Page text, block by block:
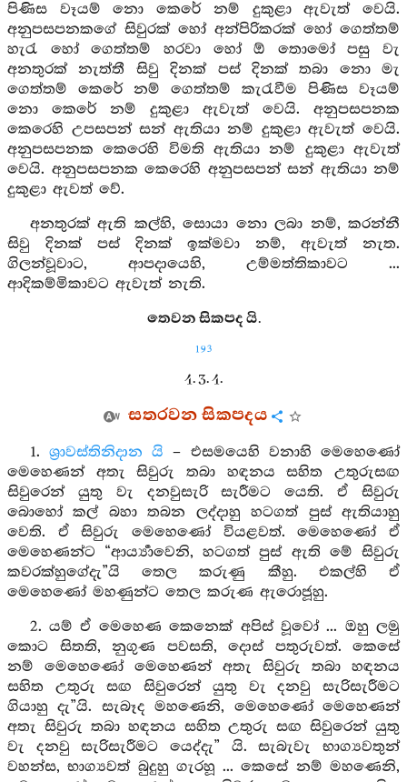
පිණිස වෑයම් නො කෙරේ නම් දුකුළා ඇවැත් වෙයි.
අනුපසපනකගේ සිවුරක් හෝ අන්පිරිකරක් හෝ ගෙත්තම්
හැරැ හෝ ගෙත්තම් හරවා හෝ ඕ තොමෝ පසු වැ
අනතුරක් නැත්තී සිවු දිනක් පස් දිනක් තබා නො මැ
ගෙත්තම් කෙරේ නම් ගෙත්තම් කැරැවීම පිණිස වෑයම්
නො කෙරේ නම් දුකුළා ඇවැත් වෙයි. අනුපසපනක
කෙරෙහි උපසපන් සන් ඇතියා නම් දුකුළා ඇවැත් වෙයි.
අනුපසපනක කෙරෙහි විමති ඇතියා නම් දුකුළා ඇවැත්
වෙයි. අනුපසපනක කෙරෙහි අනුපසපන් සන් ඇතියා නම්
දුකුළා ඇවත් වේ.
අනතුරක් ඇති කල්හි, සොයා නො ලබා නම්, කරන්නී
සිවු දිනක් පස් දිනක් ඉක්මවා නම්, ඇවැත් නැත.
ගිලන්වූවාට, ආපදායෙහි, උම්මත්තිකාවට ...
ආදිකම්මිකාවට ඇවැත් නැති.
තෙවන සිකපද යි.
193
4. 3. 4.
සතරවන සිකපදය
1. ශ්‍රාවස්තිනිදාන යි – එසමයෙහි වනාහි මෙහෙණෝ
මෙහෙණන් අතැ සිවුරු තබා හඳනය සහිත උතුරුසඟ
සිවුරෙන් යුතු වැ දනවුසැරි සැරීමට යෙති. ඒ සිවුරු
බොහෝ කල් බහා තබන ලද්දාහු හටගත් පුස් ඇතියාහු
වෙති. ඒ සිවුරු මෙහෙණෝ වියළවත්. මෙහෙණෝ ඒ
මෙහෙණන්ට “ආර්‍ය්‍යාවෙනි, හටගත් පුස් ඇති මේ සිවුරු
කවරක්හුගේදැ”යි තෙල කරුණු කීහු. එකල්හි ඒ
මෙහෙණෝ මහණුන්ට තෙල කරුණ ඇරොජූහු.
2. යම් ඒ මෙහෙණ කෙනෙක් අපිස් වූවෝ ... ඔහු ලමු
කොට සිතති, නුගුණ පවසති, දොස් පතුරුවත්. කෙසේ
නම් මෙහෙණෝ මෙහෙණන් අතැ සිවුරු තබා හඳනය
සහිත උතුරු සඟ සිවුරෙන් යුතු වැ දනවු සැරිසැරීමට
ගියාහු දැ”යි. සැබෑද මහණෙනි, මෙහෙණෝ මෙහෙණන්
අතැ සිවුරු තබා හඳනය සහිත උතුරු සඟ සිවුරෙන් යුතු
වැ දනවු සැරිසැරීමට යෙද්දැ” යි. සැබැවැ භාග්‍යවතුන්
වහන්ස, භාග්‍යවත් බුදුහු ගැරහූ ... කෙසේ නම් මහණෙනි,